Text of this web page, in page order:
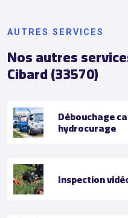
AUTRES SERVICES
Nos autres
Cibard (33570)
Débouchage
hydrocurage
Inspection